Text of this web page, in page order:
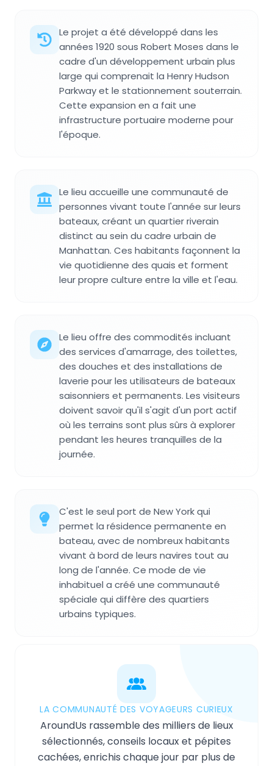
Le projet a été développé dans les
années 1920 sous Robert Moses dans le
cadre d'un développement urbain plus
large qui comprenait la Henry Hudson
Parkway et le stationnement souterrain.
Cette expansion en a fait une
infrastructure portuaire moderne pour
l'époque.
Le lieu accueille une communauté de
personnes vivant toute l'année sur leurs
bateaux, créant un quartier riverain
distinct au sein du cadre urbain de
Manhattan. Ces habitants façonnent la
vie quotidienne des quais et forment
leur propre culture entre la ville et l'eau.
Le lieu offre des commodités incluant
des services d'amarrage, des toilettes,
des douches et des installations de
laverie pour les utilisateurs de bateaux
saisonniers et permanents. Les visiteurs
doivent savoir qu'il s'agit d'un port actif
où les terrains sont plus sûrs à explorer
pendant les heures tranquilles de la
journée.
C'est le seul port de New York qui
permet la résidence permanente en
bateau, avec de nombreux habitants
vivant à bord de leurs navires tout au
long de l'année. Ce mode de vie
inhabituel a créé une communauté
spéciale qui diffère des quartiers
urbains typiques.
LA COMMUNAUTÉ DES VOYAGEURS CURIEUX
AroundUs rassemble des milliers de lieux
sélectionnés, conseils locaux et pépites
cachées, enrichis chaque jour par plus de